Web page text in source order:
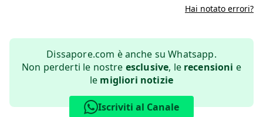
Hai notato errori?
Dissapore.com è anche su Whatsapp.
Non perderti le nostre esclusive, le recensioni e
le migliori notizie
Iscriviti al Canale